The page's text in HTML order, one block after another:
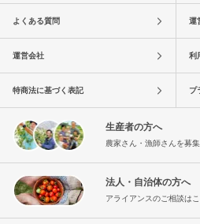
よくある質問 運
運営会社 利
特商法に基づく表記 プ
生産者の方へ
農家さん・漁師さんを募
法人・自治体の方へ
アライアンスのご相談は